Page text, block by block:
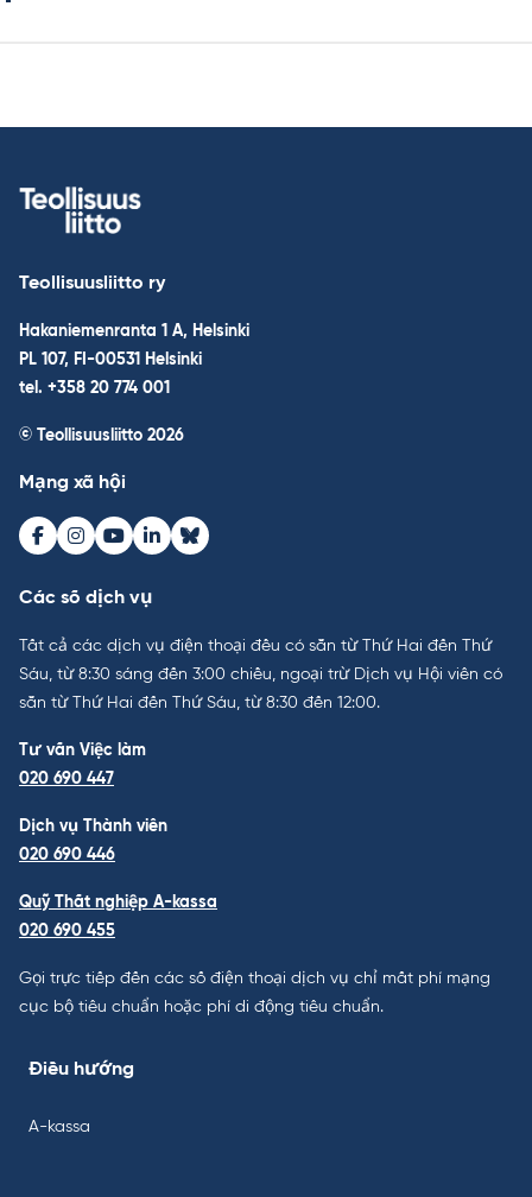
Teollisuusliitto ry
Hakaniemenranta 1 A, Helsinki
PL 107, FI-00531 Helsinki
tel. +358 20 774 001
© Teollisuusliitto 2026
Mạng xã hội
Facebook
Instagram
Youtube
LinkedInBluesky
Các số dịch vụ
Tất cả các dịch vụ điện thoại đều có sẵn từ Thứ Hai đến Thứ
Sáu, từ 8:30 sáng đến 3:00 chiều, ngoại trừ Dịch vụ Hội viên có
sẵn từ Thứ Hai đến Thứ Sáu, từ 8:30 đến 12:00.
Tư vấn Việc làm
020 690 447
Dịch vụ Thành viên
020 690 446
Quỹ Thất nghiệp A-kassa
020 690 455
Gọi trực tiếp đến các số điện thoại dịch vụ chỉ mất phí mạng
cục bộ tiêu chuẩn hoặc phí di động tiêu chuẩn.
Điều hướng
A-kassa